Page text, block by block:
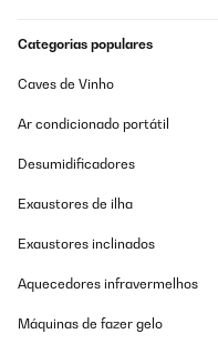
Categorias populares
Caves de Vinho
Ar condicionado portátil
Desumidificadores
Exaustores de ilha
Exaustores inclinados
Aquecedores infravermelhos
Máquinas de fazer gelo